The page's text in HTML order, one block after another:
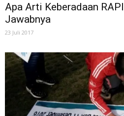
Apa Arti Keberadaan
Jawabnya
23 Juli 2017